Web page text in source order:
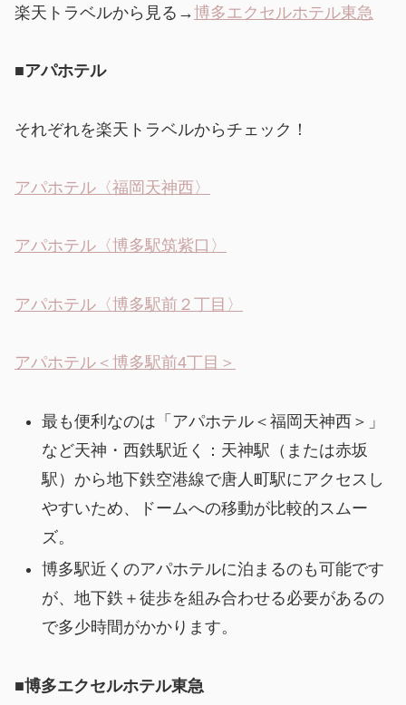
楽天トラベルから見る→博多エクセルホテル東急
■アパホテル
それぞれを楽天トラベルからチェック！
アパホテル〈福岡天神西〉
アパホテル〈博多駅筑紫口〉
アパホテル〈博多駅前２丁目〉
アパホテル＜博多駅前4丁目＞
最も便利なのは「アパホテル＜福岡天神西＞」
など天神・西鉄駅近く：天神駅（または赤坂
駅）から地下鉄空港線で唐人町駅にアクセスし
やすいため、ドームへの移動が比較的スムー
ズ。
博多駅近くのアパホテルに泊まるのも可能です
が、地下鉄＋徒歩を組み合わせる必要があるの
で多少時間がかかります。
■博多エクセルホテル東急